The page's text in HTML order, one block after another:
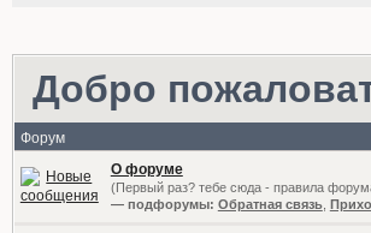
Добро
Форум
О форуме
(Первый раз? тебе сюда - правила
— подфорумы: Обратная связь,